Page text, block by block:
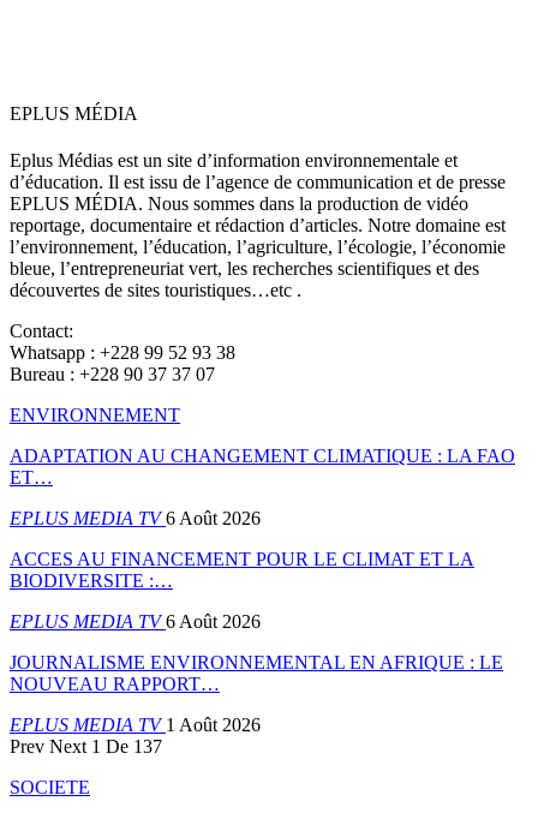
EPLUS MÉDIA
Eplus Médias est un site d’information environnementale et
d’éducation. Il est issu de l’agence de communication et de presse
EPLUS MÉDIA. Nous sommes dans la production de vidéo
reportage, documentaire et rédaction d’articles. Notre domaine est
l’environnement, l’éducation, l’agriculture, l’écologie, l’économie
bleue, l’entrepreneuriat vert, les recherches scientifiques et des
découvertes de sites touristiques…etc .
Contact:
Whatsapp : +228 99 52 93 38
Bureau : +228 90 37 37 07
ENVIRONNEMENT
ADAPTATION AU CHANGEMENT CLIMATIQUE : LA FAO
ET…
EPLUS MEDIA TV6 Août 2026
ACCES AU FINANCEMENT POUR LE CLIMAT ET LA
BIODIVERSITE :…
EPLUS MEDIA TV6 Août 2026
JOURNALISME ENVIRONNEMENTAL EN AFRIQUE : LE
NOUVEAU RAPPORT…
EPLUS MEDIA TV1 Août 2026
Prev Next 1 De 137
SOCIETE